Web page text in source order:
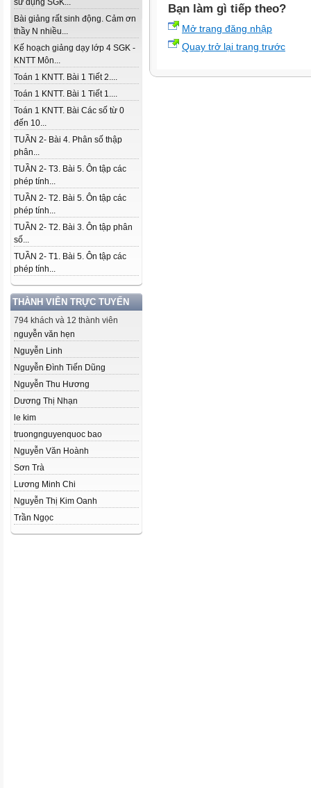
sử dụng SGK...
Bài giảng rất sinh động. Cảm ơn
thầy N nhiều...
Kế hoạch giảng dạy lớp 4 SGK -
KNTT Môn...
Toán 1 KNTT. Bài 1 Tiết 2....
Toán 1 KNTT. Bài 1 Tiết 1....
Toán 1 KNTT. Bài Các số từ 0
đến 10...
TUẦN 2- Bài 4. Phân số thập
phân...
TUẦN 2- T3. Bài 5. Ôn tập các
phép tính...
TUẦN 2- T2. Bài 5. Ôn tập các
phép tính...
TUẦN 2- T2. Bài 3. Ôn tập phân
số...
TUẦN 2- T1. Bài 5. Ôn tập các
phép tính...
THÀNH VIÊN TRỰC TUYẾN
794 khách và 12 thành viên
nguyễn văn hẹn
Nguyễn Linh
Nguyễn Đình Tiến Dũng
Nguyễn Thu Hương
Dương Thị Nhạn
le kim
truongnguyenquoc bao
Nguyễn Văn Hoành
Sơn Trà
Lương Minh Chi
Nguyễn Thị Kim Oanh
Trần Ngọc
Bạn làm gì tiếp theo?
Mở trang đăng nhập
Quay trở lại trang trước